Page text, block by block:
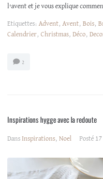
l'avent et je vous explique
Etiquettes: Advent, Avent, Bois,
Calendrier, Christmas, Déco,
2
Inspirations hygge avec la redoute
Dans Inspirations, Noel Posté